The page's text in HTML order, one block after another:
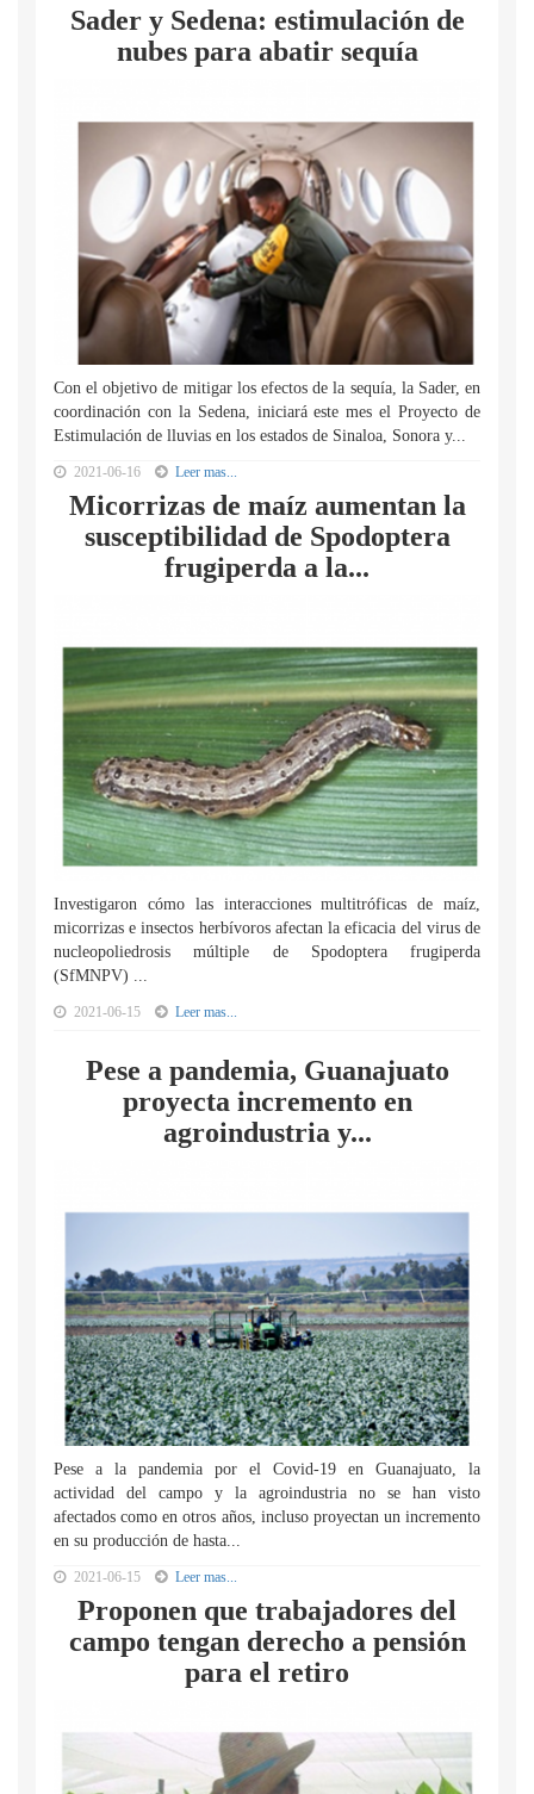
Sader y Sedena: estimulación de
nubes para abatir sequía
Con el objetivo de mitigar los efectos de la sequía, la Sader, en
coordinación con la Sedena, iniciará este mes el Proyecto de
Estimulación de lluvias en los estados de Sinaloa, Sonora y...
2021-06-16 Leer mas...
Micorrizas de maíz aumentan la
susceptibilidad de Spodoptera
frugiperda a la...
Investigaron cómo las interacciones multitróficas de maíz,
micorrizas e insectos herbívoros afectan la eficacia del virus de
nucleopoliedrosis múltiple de Spodoptera frugiperda
(SfMNPV) ...
2021-06-15 Leer mas...
Pese a pandemia, Guanajuato
proyecta incremento en
agroindustria y...
Pese a la pandemia por el Covid-19 en Guanajuato, la
actividad del campo y la agroindustria no se han visto
afectados como en otros años, incluso proyectan un incremento
en su producción de hasta...
2021-06-15 Leer mas...
Proponen que trabajadores del
campo tengan derecho a pensión
para el retiro